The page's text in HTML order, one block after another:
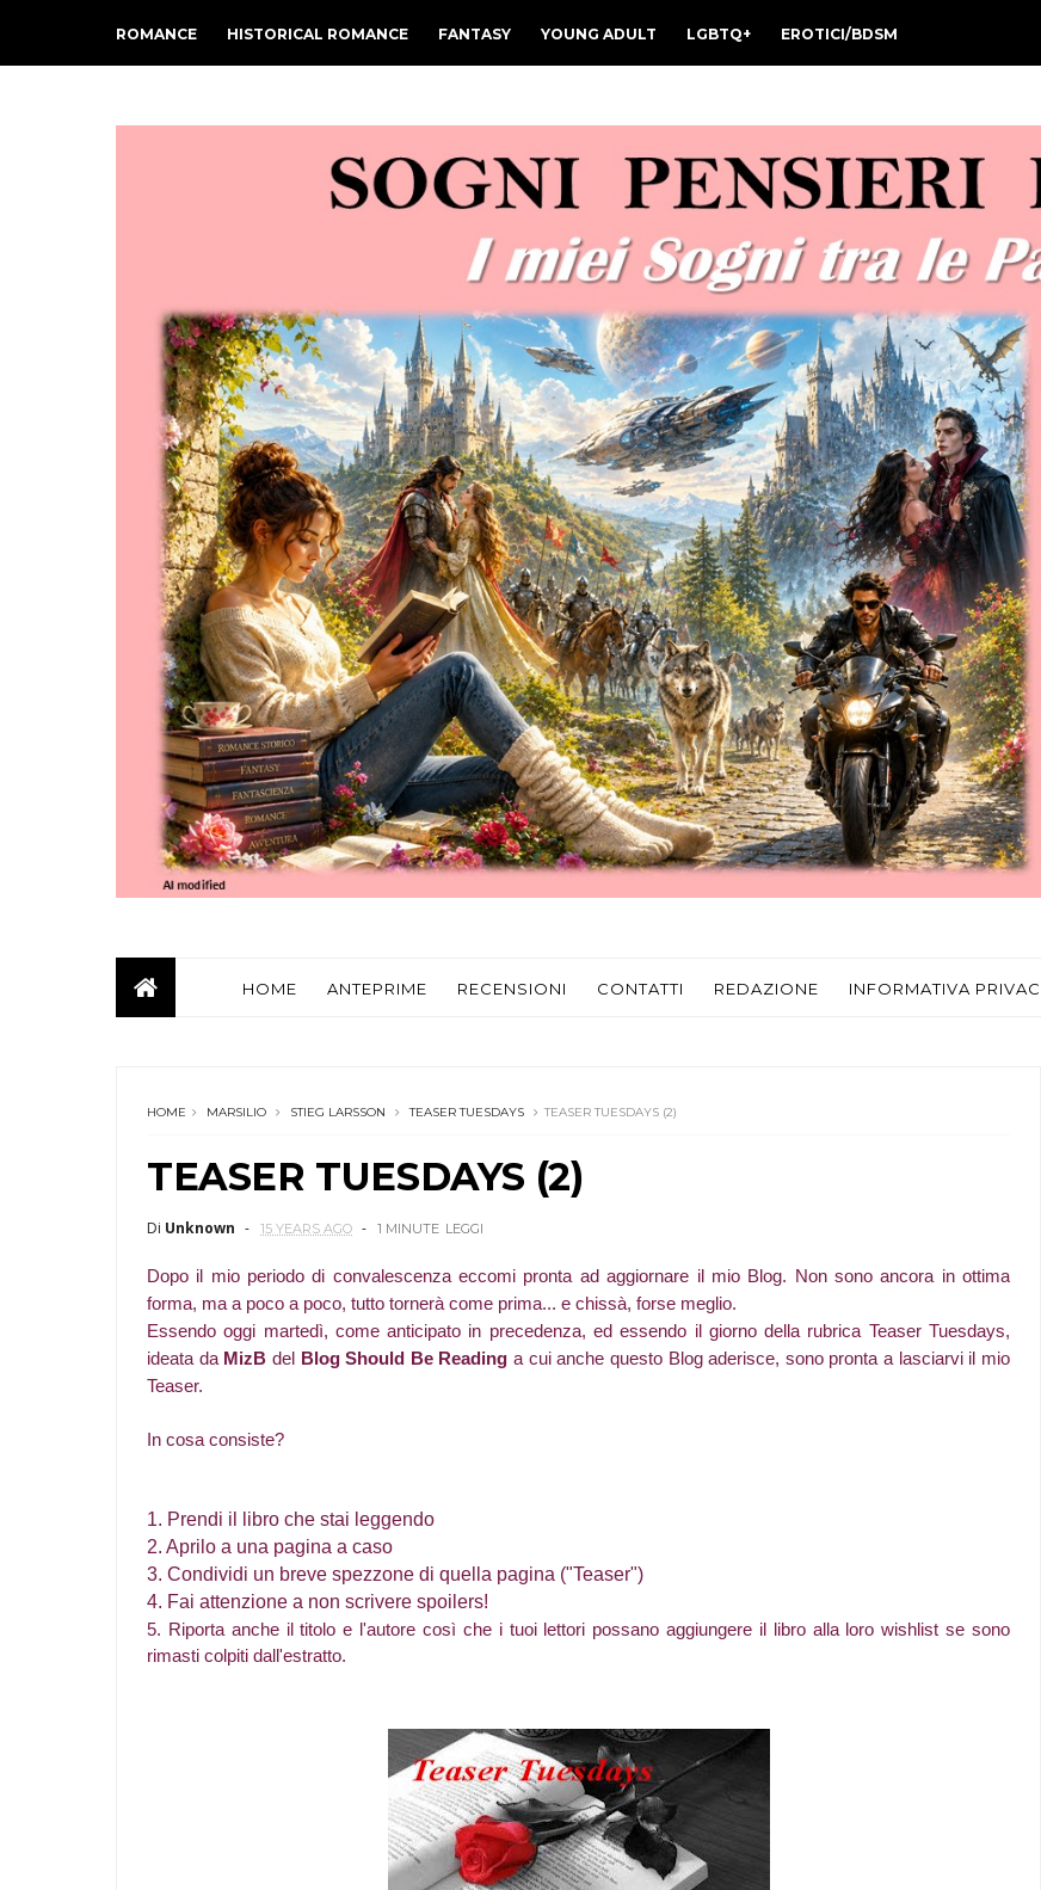
ROMANCE HISTORICAL ROMANCE FANTASY YOUNG ADULT LGBTQ+ EROTICI/BDSM
HOME ANTEPRIME RECENSIONI CONTATTI REDAZIONE INFORMATIVA
HOME MARSILIO STIEG LARSSON TEASER TUESDAYS TEASER TUESDAYS (2)
TEASER TUESDAYS (2)
Di Unknown 15 YEARS AGO 1 MINUTE LEGGI
Dopo il mio periodo di convalescenza eccomi pronta ad aggiornare il mio Blog. Non sono ancora in ottima
forma, ma a poco a poco, tutto tornerà come prima... e chissà, forse meglio.
Essendo oggi martedì, come anticipato in precedenza, ed essendo il giorno della rubrica Teaser Tuesdays,
ideata da MizB delBlog Should Be Reading a cui anche questo Blog aderisce, sono pronta a lasciarvi il mio
Teaser.
In cosa consiste?
1. Prendi il libro che stai leggendo
2. Aprilo a una pagina a caso
3. Condividi un breve spezzone di quella pagina ("Teaser")
4. Fai attenzione a non scrivere spoilers!
5. Riporta anche il titolo e l'autore così che i tuoi lettori possano aggiungere il libro alla loro wishlist se sono
rimasti colpiti dall'estratto.